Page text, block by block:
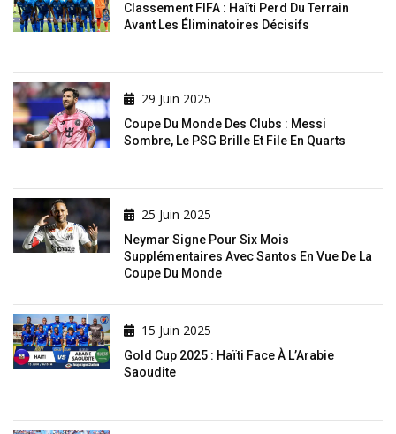
Classement FIFA : Haïti Perd Du Terrain
Avant Les Éliminatoires Décisifs
29 Juin 2025
Coupe Du Monde Des Clubs : Messi
Sombre, Le PSG Brille Et File En Quarts
25 Juin 2025
Neymar Signe Pour Six Mois
Supplémentaires Avec Santos En Vue De La
Coupe Du Monde
15 Juin 2025
Gold Cup 2025 : Haïti Face À L’Arabie
Saoudite